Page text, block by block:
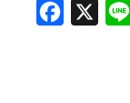
Facebook
X